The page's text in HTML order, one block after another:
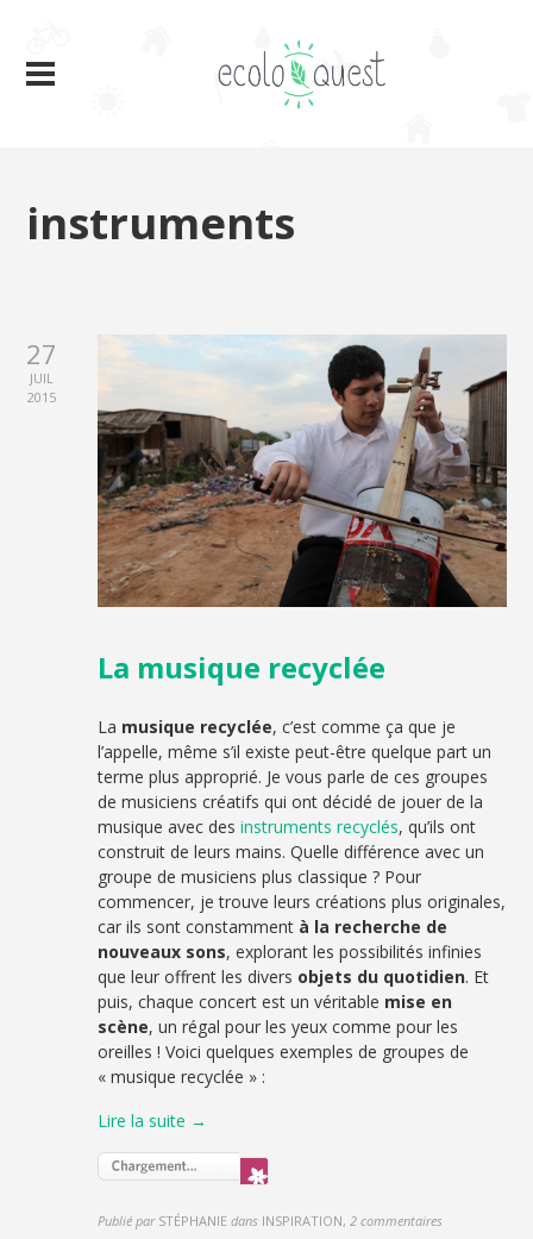
instruments
27
JUIL
2015
La musique recyclée
La musique recyclée, c’est comme ça que je
l’appelle, même s’il existe peut-être quelque part un
terme plus approprié. Je vous parle de ces groupes
de musiciens créatifs qui ont décidé de jouer de la
musique avec desinstruments recyclés, qu’ils ont
construit de leurs mains. Quelle différence avec un
groupe de musiciens plus classique ? Pour
commencer, je trouve leurs créations plus originales,
car ils sont constamment à la recherche de
nouveaux sons, explorant les possibilités infinies
que leur offrent les divers objets du quotidien. Et
puis, chaque concert est un véritable mise en
scène, un régal pour les yeux comme pour les
oreilles ! Voici quelques exemples de groupes de
« musique recyclée » :
Lire la suite →
Publié par STÉPHANIE dans INSPIRATION, 2 commentaires